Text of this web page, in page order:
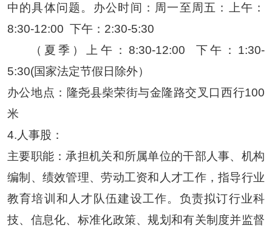
中的具体问题。办公时间：周一至周五：上午：
8:30-12:00 下午：2:30-5:30
（夏季）上午： 8:30-12:00
下午：1:30-
5:30(国家法定节假日除外）
办公地点： 隆尧县柴荣街与金隆路交叉口西行100
米
4. 人事股 ：
主要职能：承担机关和所属单位的干部人事、机构
编制、绩效管理、劳动工资和人才工作，指导行业
教育培训和人才队伍建设工作。负责拟订行业科
技、信息化、标准化政策、规划和有关制度并监督